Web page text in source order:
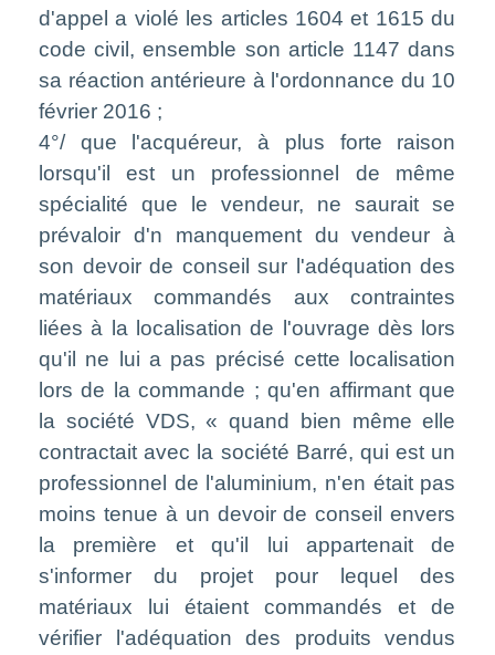
d'appel a violé les articles 1604 et 1615 du
code civil, ensemble son article 1147 dans
sa réaction antérieure à l'ordonnance du 10
février 2016 ;
4°/ que l'acquéreur, à plus forte raison
lorsqu'il est un professionnel de même
spécialité que le vendeur, ne saurait se
prévaloir d'n manquement du vendeur à
son devoir de conseil sur l'adéquation des
matériaux commandés aux contraintes
liées à la localisation de l'ouvrage dès lors
qu'il ne lui a pas précisé cette localisation
lors de la commande ; qu'en affirmant que
la société VDS, « quand bien même elle
contractait avec la société Barré, qui est un
professionnel de l'aluminium, n'en était pas
moins tenue à un devoir de conseil envers
la première et qu'il lui appartenait de
s'informer du projet pour lequel des
matériaux lui étaient commandés et de
vérifier l'adéquation des produits vendus